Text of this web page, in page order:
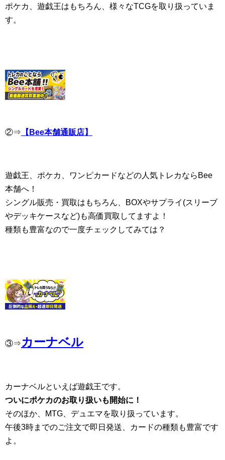
ポケカ、遊戯王はもちろん、様々なTCGを取り扱っていま
す。
②⇒ 【Bee本舗通販店】
遊戯王、ポケカ、ワンピカードなどの人気トレカならBee
本舗へ！
シングル販売・買取はもちろん、BOXやサプライ(スリーブ
やデッキケースなど)も高価買取してますよ！
種類も豊富なので一度チェックしてみては？
③⇒ カーナベル
カーナベルといえば遊戯王です。
ついにポケカのお取り扱いも開始に！
そのほか、MTG、デュエマを取り扱っています。
午後3時までのご注文で即日発送、カードの種類も豊富です
よ。